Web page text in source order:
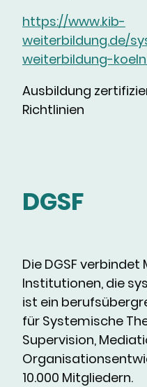
https://www.kib-
weiterbildung.de/
weiterbildung-
Ausbildung
Richtlinien
DGSF
Die DGSF verbindet
Institutionen, die
ist ein
für Systemische
Supervision,
10.000 Mitgliedern.